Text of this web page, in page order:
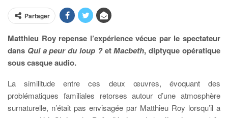
Partager
Matthieu Roy repense l’expérience vécue par le spectateur
dans Qui a peur du loup ?etMacbeth, diptyque opératique
sous casque audio.
La similitude entre ces deux œuvres, évoquant des
problématiques familiales retorses autour d’une atmosphère
surnaturelle, n’était pas envisagée par Matthieu Roy lorsqu’il a